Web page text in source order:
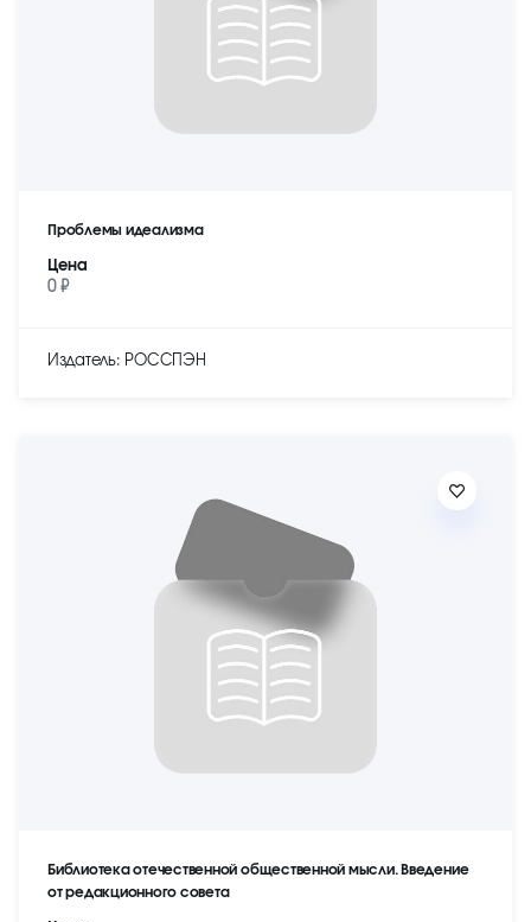
Проблемы идеализма
Цена
0 ₽
Издатель: РОССПЭН
Библиотека отечественной общественной мысли. Введение
от редакционного совета